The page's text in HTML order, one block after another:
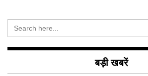
Search
for:
बड़ी खबरें